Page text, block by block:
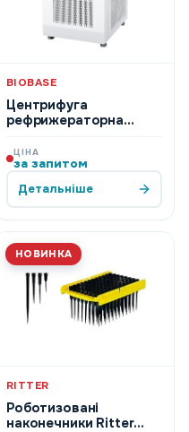
BIOBASE
Центрифуга
рефрижераторна
ЦІНА
за запитом
Детальніше
НОВИНКА
RITTER
Роботизовані
наконечники Ritter